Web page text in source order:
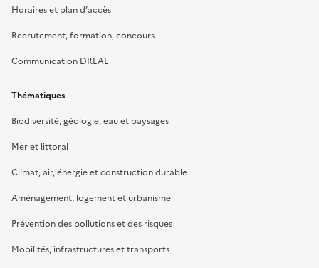
Horaires et plan d’accès
Recrutement, formation, concours
Communication DREAL
Thématiques
Biodiversité, géologie, eau et paysages
Mer et littoral
Climat, air, énergie et construction durable
Aménagement, logement et urbanisme
Prévention des pollutions et des risques
Mobilités, infrastructures et transports